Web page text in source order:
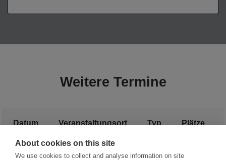
Weitere Termine
Datum Veranstaltungsort Typ Plätze
About cookies on this site
We use cookies to collect and analyse information on site